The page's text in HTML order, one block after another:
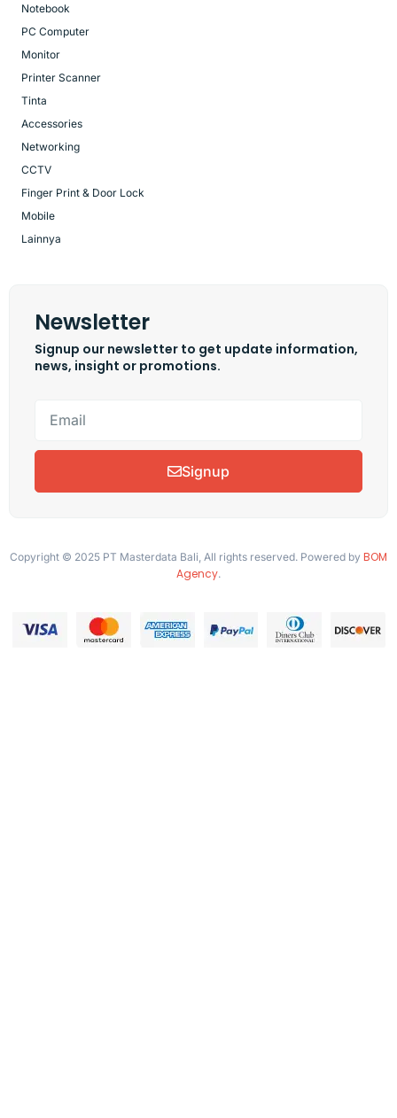
Notebook
PC Computer
Monitor
Printer Scanner
Tinta
Accessories
Networking
CCTV
Finger Print & Door Lock
Mobile
Lainnya
Newsletter
Signup our newsletter to get update information,
news, insight or promotions.
Signup
Copyright © 2025 PT Masterdata Bali, All rights reserved. Powered by BOM
Agency.